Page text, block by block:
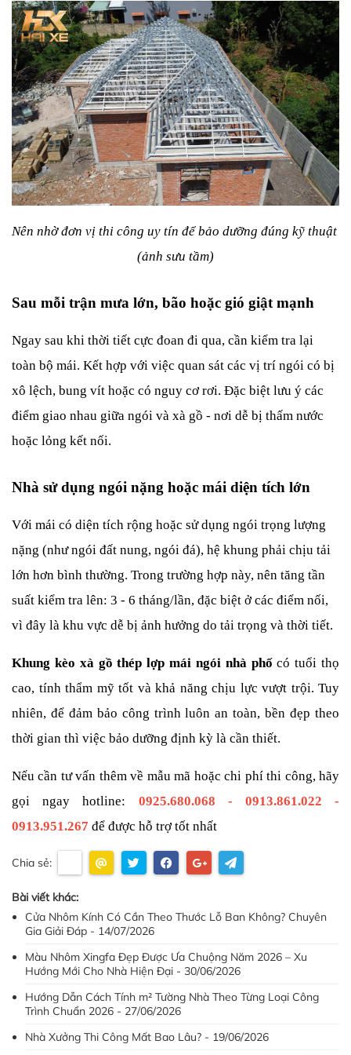
Nên nhờ đơn vị thi công uy tín để bảo dưỡng đúng kỹ thuật
(ảnh sưu tầm)
Sau mỗi trận mưa lớn, bão hoặc gió giật mạnh
Ngay sau khi thời tiết cực đoan đi qua, cần kiểm tra lại
toàn bộ mái. Kết hợp với việc quan sát các vị trí ngói có bị
xô lệch, bung vít hoặc có nguy cơ rơi. Đặc biệt lưu ý các
điểm giao nhau giữa ngói và xà gồ - nơi dễ bị thấm nước
hoặc lỏng kết nối.
Nhà sử dụng ngói nặng hoặc mái diện tích lớn
Với mái có diện tích rộng hoặc sử dụng ngói trọng lượng
nặng (như ngói đất nung, ngói đá), hệ khung phải chịu tải
lớn hơn bình thường. Trong trường hợp này, nên tăng tần
suất kiểm tra lên: 3 - 6 tháng/lần, đặc biệt ở các điểm nối,
vì đây là khu vực dễ bị ảnh hưởng do tải trọng và thời tiết.
Khung kèo xà gồ thép lợp mái ngói nhà phố có tuổi thọ
cao, tính thẩm mỹ tốt và khả năng chịu lực vượt trội. Tuy
nhiên, để đảm bảo công trình luôn an toàn, bền đẹp theo
thời gian thì việc bảo dưỡng định kỳ là cần thiết.
Nếu cần tư vấn thêm về mẫu mã hoặc chi phí thi công, hãy
gọi ngay hotline: 0925.680.068 - 0913.861.022 -
0913.951.267 để được hỗ trợ tốt nhất
Chia sẻ:
Bài viết khác:
Cửa Nhôm Kính Có Cần Theo Thước Lỗ Ban Không? Chuyên
Gia Giải Đáp - 14/07/2026
Màu Nhôm Xingfa Đẹp Được Ưa Chuộng Năm 2026 – Xu
Hướng Mới Cho Nhà Hiện Đại - 30/06/2026
Hướng Dẫn Cách Tính m² Tường Nhà Theo Từng Loại Công
Trình Chuẩn 2026 - 27/06/2026
Nhà Xưởng Thi Công Mất Bao Lâu? - 19/06/2026